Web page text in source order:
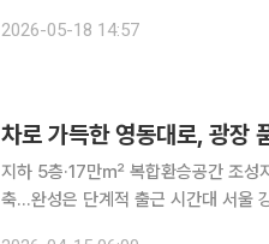
주했다. 앞서 국토부는 시공 오류
2026-05-18 14:57
지하 5층·17만㎡ 복합환승공간 조성
축…완성은 단계적 출근 시간대 서울 강남구 영동대로. 삼성역 사거리 일대에는 신호가 바뀔 때마다